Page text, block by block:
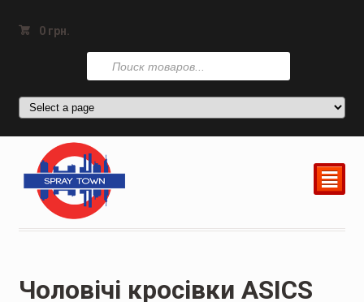
0 грн.
Поиск
товаров
²
Чоловічі кросівки ASICS